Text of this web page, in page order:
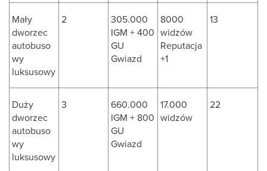
Mały
dworzec
autobuso
wy
luksusowy
2
305.000
IGM + 400
GU
Gwiazd
8000
widzów
Reputacja
+1
13
Duży
dworzec
autobuso
wy
luksusowy
3
660.000
IGM + 800
GU
Gwiazd
17.000
widzów
22